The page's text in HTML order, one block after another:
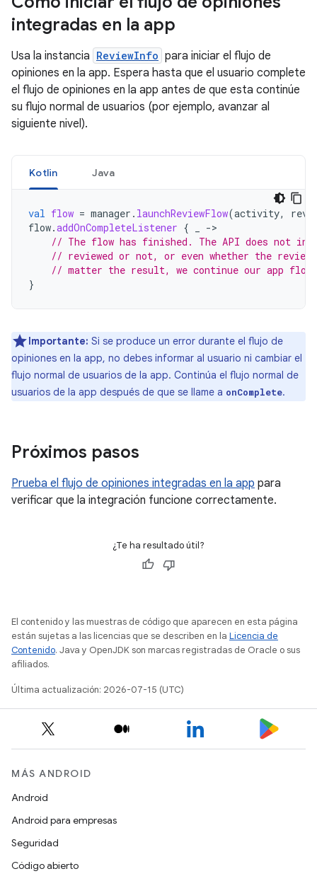
integradas en la app
Usa la instancia ReviewInfo para iniciar el flujo de
opiniones en la app. Espera hasta que el usuario complete
el flujo de opiniones en la app antes de que esta continúe
su flujo normal de usuarios (por ejemplo, avanzar al
siguiente nivel).
Kotlin Java
val flow = manager . launchReviewFlow(activity,
flow.addOnCompleteListener {
->
// The flow has finished. The API does not
// reviewed or not, or even whether the review
// matter the result, we continue our app flow.
}
Importante: Si se produce un error durante el flujo de
opiniones en la app, no debes informar al usuario ni cambiar el
flujo normal de usuarios de la app. Continúa el flujo normal de
usuarios de la app después de que se llame a onComplete.
Próximos pasos
Prueba el flujo de opiniones integradas en la app para
verificar que la integración funcione correctamente.
¿Te ha resultado útil?
El contenido y las muestras de código que aparecen en esta página
están sujetas a las licencias que se describen en la Licencia de
Contenido. Java y OpenJDK son marcas registradas de Oracle o sus
afiliados.
Última actualización: 2026-07-15 (UTC)
MÁS ANDROID
Android
Android para empresas
Seguridad
Código abierto